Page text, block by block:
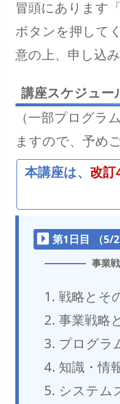
冒頭にあります
ボタンを押して
意の上、申し込
講座スケジュー
（一部プログラ
ますので、予め
本講座は、 改訂
第1日目 （5/
事業
戦略とそ
事業戦略
プログラ
知識・情
システム